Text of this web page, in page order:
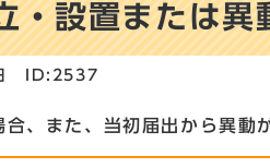
・設置または異
ID:2537
、また、当初届出から異動